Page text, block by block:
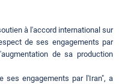
à l'accord international sur
de ses engagements par
de sa production
ses engagements par l'Iran", a